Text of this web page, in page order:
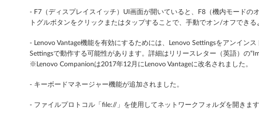
0
6
4
b
- F7（ディスプレイスイッチ）UI画面が開いていると、F8（機内モード
トグルボタンをクリックまたはタップすることで、手動でオン/オフできる
- Lenovo Vantage機能を有効にするためには、Lenovo Settingsをアンイン
Settingsで動作する可能性があります。詳細はリリースレター（英語）の
※Lenovo Companionは2017年12月にLenovo Vantageに改名されました。
- キーボードマネージャー機能が追加されました。
- ファイルプロトコル「file://」を使用してネットワークフォルダを開きま